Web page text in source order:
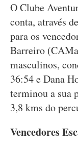
O Clube
conta, através
para os
Barreiro
masculinos,
36:54 e Dana
terminou a sua
3,8 kms do
Vencedores